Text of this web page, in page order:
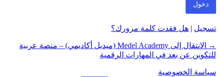
تسجيل | هل فقدت كلمة مرورك؟
→ الانتقال إلى Medel Academy (ميديل أكاديمي) – منصة عربية
للتكوين عن بعد في المهارات الرقمية
سياسة الخصوصية